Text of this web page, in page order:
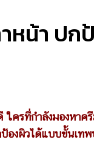
หน้า ปก
ครที่กำลังมองหาค
งผิวได้แบบขั้นเทพ